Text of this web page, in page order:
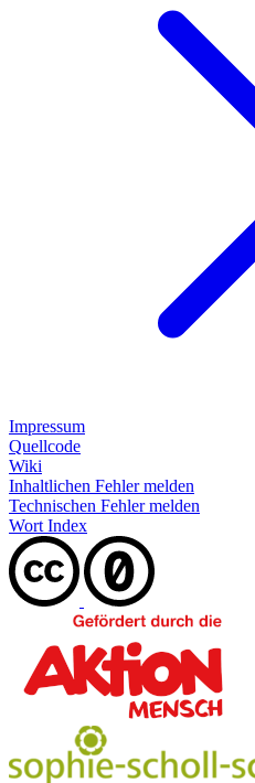
Impressum
Quellcode
Wiki
Inhaltlichen Fehler melden
Technischen Fehler melden
Wort Index